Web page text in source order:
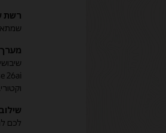
רשת
מערך
וקטורי.
לכם